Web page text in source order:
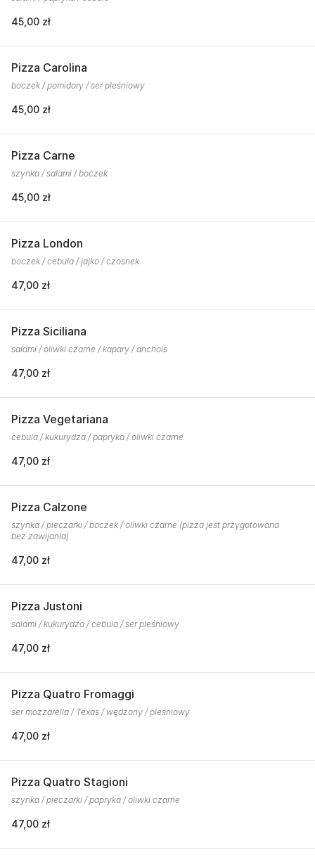
45,00 zł
Pizza Carolina
boczek / pomidory / ser pleśniowy
45,00 zł
Pizza Carne
szynka / salami / boczek
45,00 zł
Pizza London
boczek / cebula / jajko / czosnek
47,00 zł
Pizza Siciliana
salami / oliwki czarne / kapary / anchois
47,00 zł
Pizza Vegetariana
cebula / kukurydza / papryka / oliwki czarne
47,00 zł
Pizza Calzone
szynka / pieczarki / boczek / oliwki czarne (pizza jest przygotowana
bez zawijania)
47,00 zł
Pizza Justoni
salami / kukurydza / cebula / ser pleśniowy
47,00 zł
Pizza Quatro Fromaggi
ser mozzarella / Texas / wędzony / pleśniowy
47,00 zł
Pizza Quatro Stagioni
szynka / pieczarki / papryka / oliwki czarne
47,00 zł